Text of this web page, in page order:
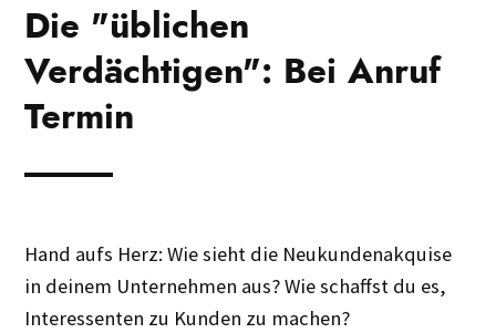
Die "üblichen
Verdächtigen": Bei Anruf
Termin
Hand aufs Herz: Wie sieht die Neukundenakquise
in deinem Unternehmen aus? Wie schaffst du es,
Interessenten zu Kunden zu machen?